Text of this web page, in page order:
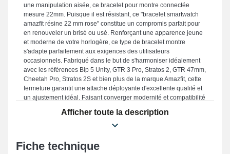
une manipulation aisée, ce bracelet pour montre connectée
mesure 22mm. Puisque il est résistant, ce "bracelet smartwatch
amazfit résine 22 mm rose" constitue un compromis parfait pour
en renouveler un brisé ou usé. Renforçant une apparence jeune
et moderne de votre horlogère, ce type de bracelet montre
s'adapte parfaitement aux exigences des utilisateurs
occasionnels. Fabriqué dans le but de s'harmoniser idéalement
avec les références Bip 5 Unity, GTR 3 Pro, Stratos 2, GTR 47mm,
Cheetah Pro, Stratos 2S et bien plus de la marque Amazfit, cette
fermeture garantit une attache déployante d'excellente qualité et
un ajustement idéal. Faisant converger modernité et compatibilité
nombreux modèles de manière précise tout en garantissant un
Afficher toute la description
Fiche technique